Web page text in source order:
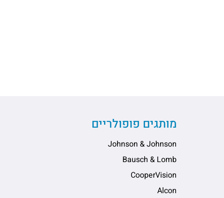
מותגים פופולריים
Johnson & Johnson
Bausch & Lomb
CooperVision
Alcon